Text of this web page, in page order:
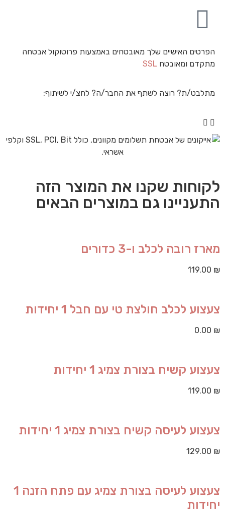
הפרטים האישיים שלך מאובטחים באמצעות פרוטוקול אבטחה
מתקדם ומאובטח SSL
מתלבט/ת? רוצה לשתף את החבר/ה? לחצ/י לשיתוף:
לקוחות שקנו את המוצר הזה
התעניינו גם במוצרים הבאים
מארז רובה לכלב ו-3 כדורים
119.00 ₪
צעצוע לכלב חולצת טי עם חבל 1 יחידות
0.00 ₪
צעצוע קשיח בצורת צמיג 1 יחידות
119.00 ₪
צעצוע לעיסה קשיח בצורת צמיג 1 יחידות
129.00 ₪
צעצוע לעיסה בצורת צמיג עם פתח הזנה 1
יחידות